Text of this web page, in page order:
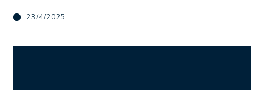
23/4/2025